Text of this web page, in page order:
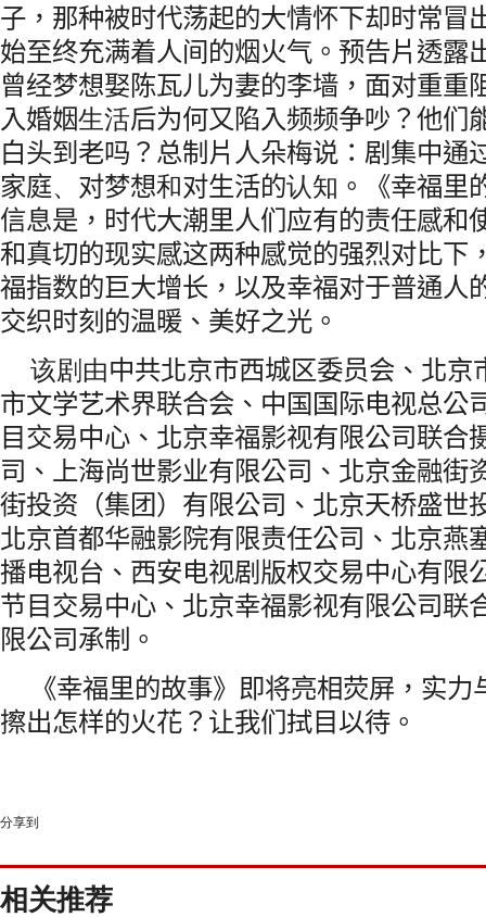
子，那种被时代荡起的大情怀下却时常冒
始至终充满着人间的烟火气。预告片透露
曾经梦想娶陈瓦儿为妻的李墙，面对重重
入婚姻生活后为何又陷入频频争吵？他们
白头到老吗？总制片人朵梅说：剧集中通
家庭、 对梦想和对生活的认知 。《幸福里
信息是，时代大潮里人们应有的责任感和
和真切的现实感这两种感觉的强烈对比下
福指数的巨大增长，以及幸福对于普通人
交织时刻的温暖、美好之光。
该剧由中共北京市西城区委员会、北京
市文学艺术界联合会、中国国际电视总公
目交易中心、北京幸福影视有限公司联合
司、上海尚世影业有限公司、北京金融街
街投资（集团）有限公司、北京天桥盛世
北京首都华融影院有限责任公司、北京燕
播电视台、西安电视剧版权交易中心有限
节目交易中心、北京幸福影视有限公司联
限公司承制。
《幸福里的故事》即将亮相荧屏，实
擦出怎样的火花？让我们拭目以待。
分享到
相关推荐